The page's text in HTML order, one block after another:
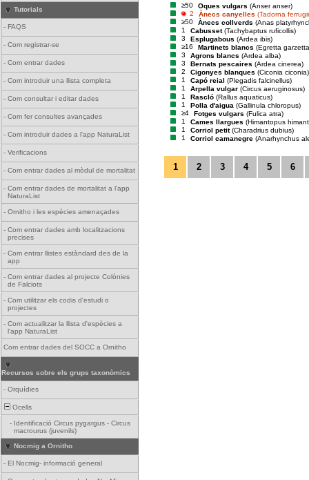
Tutorials
- FAQS
- Com registrar-se
- Com entrar dades
- Com introduir una llista completa
- Com consultar i editar dades
- Com fer consultes avançades
- Com introduir dades a l'app NaturaList
- Verificacions
- Com entrar dades al mòdul de mortalitat
- Com entrar dades de mortalitat a l'app
NaturaList
- Ornitho i les espècies amenaçades
- Com entrar dades amb localitzacions
precises
- Com entrar llistes estàndard des de la
app
- Com entrar dades al projecte Colònies
de Falciots
- Com utilitzar els codis d'estudi o
projectes
- Com actualitzar la llista d'espècies a
l'app NaturaList
Com entrar dades del SOCC a Ornitho
Recursos sobre els grups taxonòmics
- Orquídies
Ocells
- Identificació Circus pygargus - Circus
macrourus (juvenils)
Nocmig a Ornitho
- El Nocmig- informació general
≥50
Oques vulgars (Anser anser)
2
Ànecs canyelles (Tadorna
≥50
Ànecs collverds (Anas
1
Cabusset (Tachybaptus ruficollis)
3
Esplugabous (Ardea ibis)
≥16
Martinets blancs (Egretta
3
Agrons blancs (Ardea alba)
3
Bernats pescaires (Ardea cinerea)
2
Cigonyes blanques (Ciconia ciconia)
1
Capó reial (Plegadis falcinellus)
1
Arpella vulgar (Circus aeruginosus)
1
Rascló (Rallus aquaticus)
1
Polla d'aigua (Gallinula chloropus)
≥4
Fotges vulgars (Fulica atra)
1
Cames llargues (Himantopus
1
Corriol petit (Charadrius dubius)
1
Corriol camanegre (Anarhynchus
1 2 3 4 5 6